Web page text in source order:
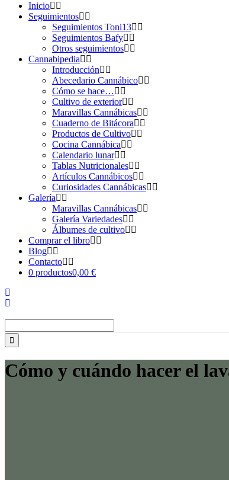
Inicio
Seguimientos
Seguimientos Toni13
Seguimientos Bafy
Otros seguimientos
Cannabipedia
Introducción
Abecedario Cannábico
Cómo se hace…
Cultivo de exterior
Maravillas Cannábicas
Cuaderno de Bitácora
Productos de Cultivo
Cocina Cannábica
Calendario lunar
Tablas Nutricionales
Artículos Cannábicos
Curiosidades Cannábicas
Galería
Maravillas Cannábicas
Galería Variedades
Álbumes de cultivo
Comprar el libro
Blog
Contacto
0 productos0,00 €
Cómo y cuándo hacer el